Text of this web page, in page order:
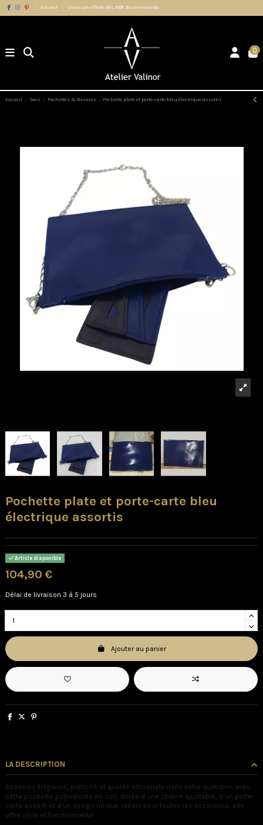
Accueil Livraison offerte dès 150€ de commande
0
Accueil Sacs Pochettes & Besaces Pochette plate et porte-carte bleu électrique assortis
Pochette plate et porte-carte bleu
électrique assortis
Article disponible
104,90 €
Délai de livraison 3 à 5 jours
Ajouter au panier
LA DESCRIPTION
Associez élégance, praticité et qualité artisanale dans votre quotidien avec
cette pochette polyvalente en cuir, dotée d’une chaîne ajustable, d’un porte-
carte assorti et d’un design unique. Idéale pour toutes les occasions, elle
offre style et fonctionnalité.